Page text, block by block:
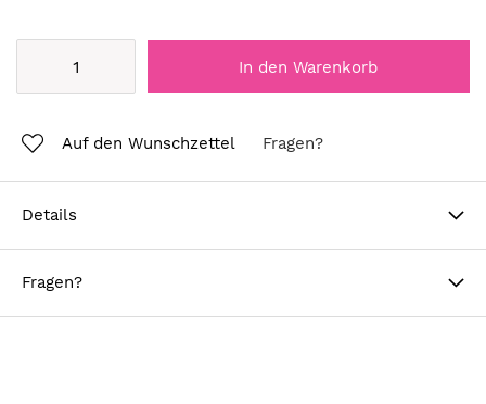
In den Warenkorb
Auf den Wunschzettel Fragen?
Details
Fragen?